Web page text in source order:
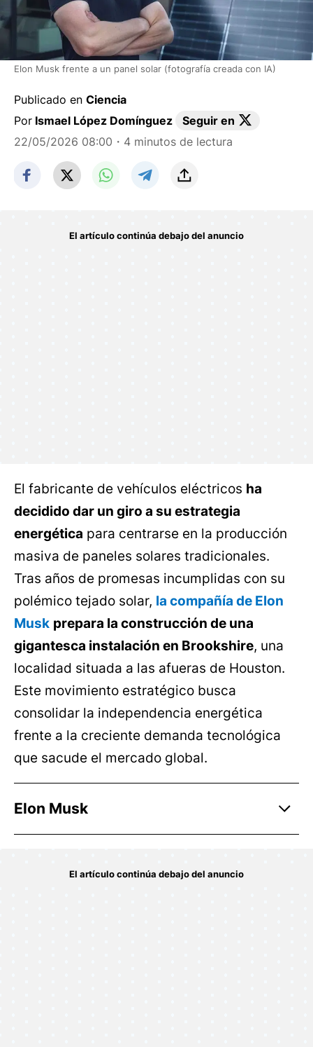
Elon Musk frente a un panel solar (fotografía creada con IA)
Publicado en Ciencia
Por Ismael López Domínguez
Seguir en
22/05/2026 08:00 ・4 minutos de lectura
El fabricante de vehículos eléctricos ha
decidido dar un giro a su estrategia
energética para centrarse en la producción
masiva de paneles solares tradicionales.
Tras años de promesas incumplidas con su
polémico tejado solar, la compañía de Elon
Musk prepara la construcción de una
gigantesca instalación en Brookshire, una
localidad situada a las afueras de Houston.
Este movimiento estratégico busca
consolidar la independencia energética
frente a la creciente demanda tecnológica
que sacude el mercado global.
Elon Musk